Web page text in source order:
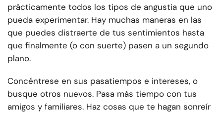
prácticamente todos los tipos de angustia que uno
pueda experimentar. Hay muchas maneras en las
que puedes distraerte de tus sentimientos hasta
que finalmente (o con suerte) pasen a un segundo
plano.
Concéntrese en sus pasatiempos e intereses, o
busque otros nuevos. Pasa más tiempo con tus
amigos y familiares. Haz cosas que te hagan sonreír